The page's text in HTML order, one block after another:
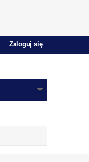
Zaloguj się